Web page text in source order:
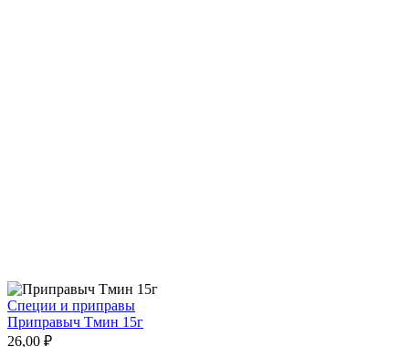
Специи и приправы
Приправыч Тмин 15г
26,00 ₽